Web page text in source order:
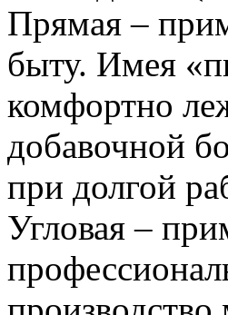
Прямая –
быту. Имея
комфортно
добавочной
при долгой
Угловая –